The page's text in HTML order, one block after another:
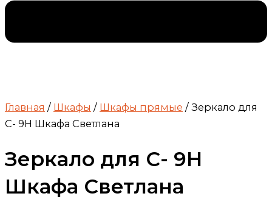
Главная / Шкафы / Шкафы прямые / Зеркало для
С- 9Н Шкафа Светлана
Зеркало для С- 9Н
Шкафа Светлана